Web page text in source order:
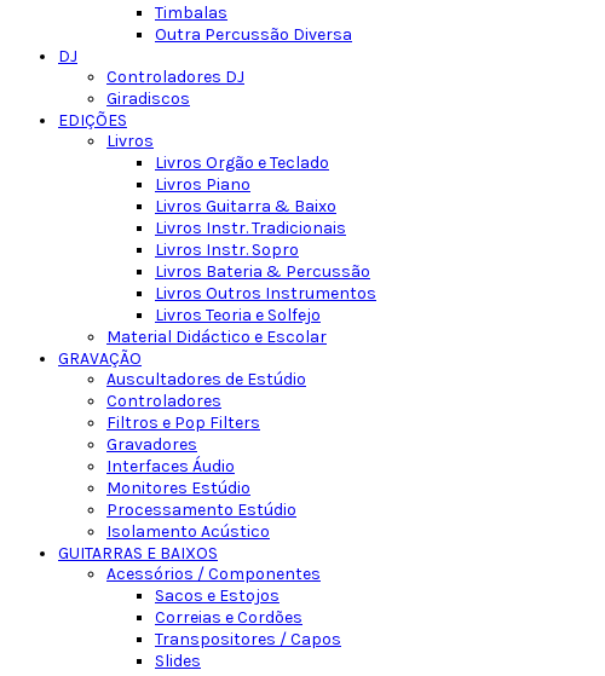
Timbalas
Outra Percussão Diversa
DJ
Controladores DJ
Giradiscos
EDIÇÕES
Livros
Livros Orgão e Teclado
Livros Piano
Livros Guitarra & Baixo
Livros Instr. Tradicionais
Livros Instr. Sopro
Livros Bateria & Percussão
Livros Outros Instrumentos
Livros Teoria e Solfejo
Material Didáctico e Escolar
GRAVAÇÃO
Auscultadores de Estúdio
Controladores
Filtros e Pop Filters
Gravadores
Interfaces Áudio
Monitores Estúdio
Processamento Estúdio
Isolamento Acústico
GUITARRAS E BAIXOS
Acessórios / Componentes
Sacos e Estojos
Correias e Cordões
Transpositores / Capos
Slides